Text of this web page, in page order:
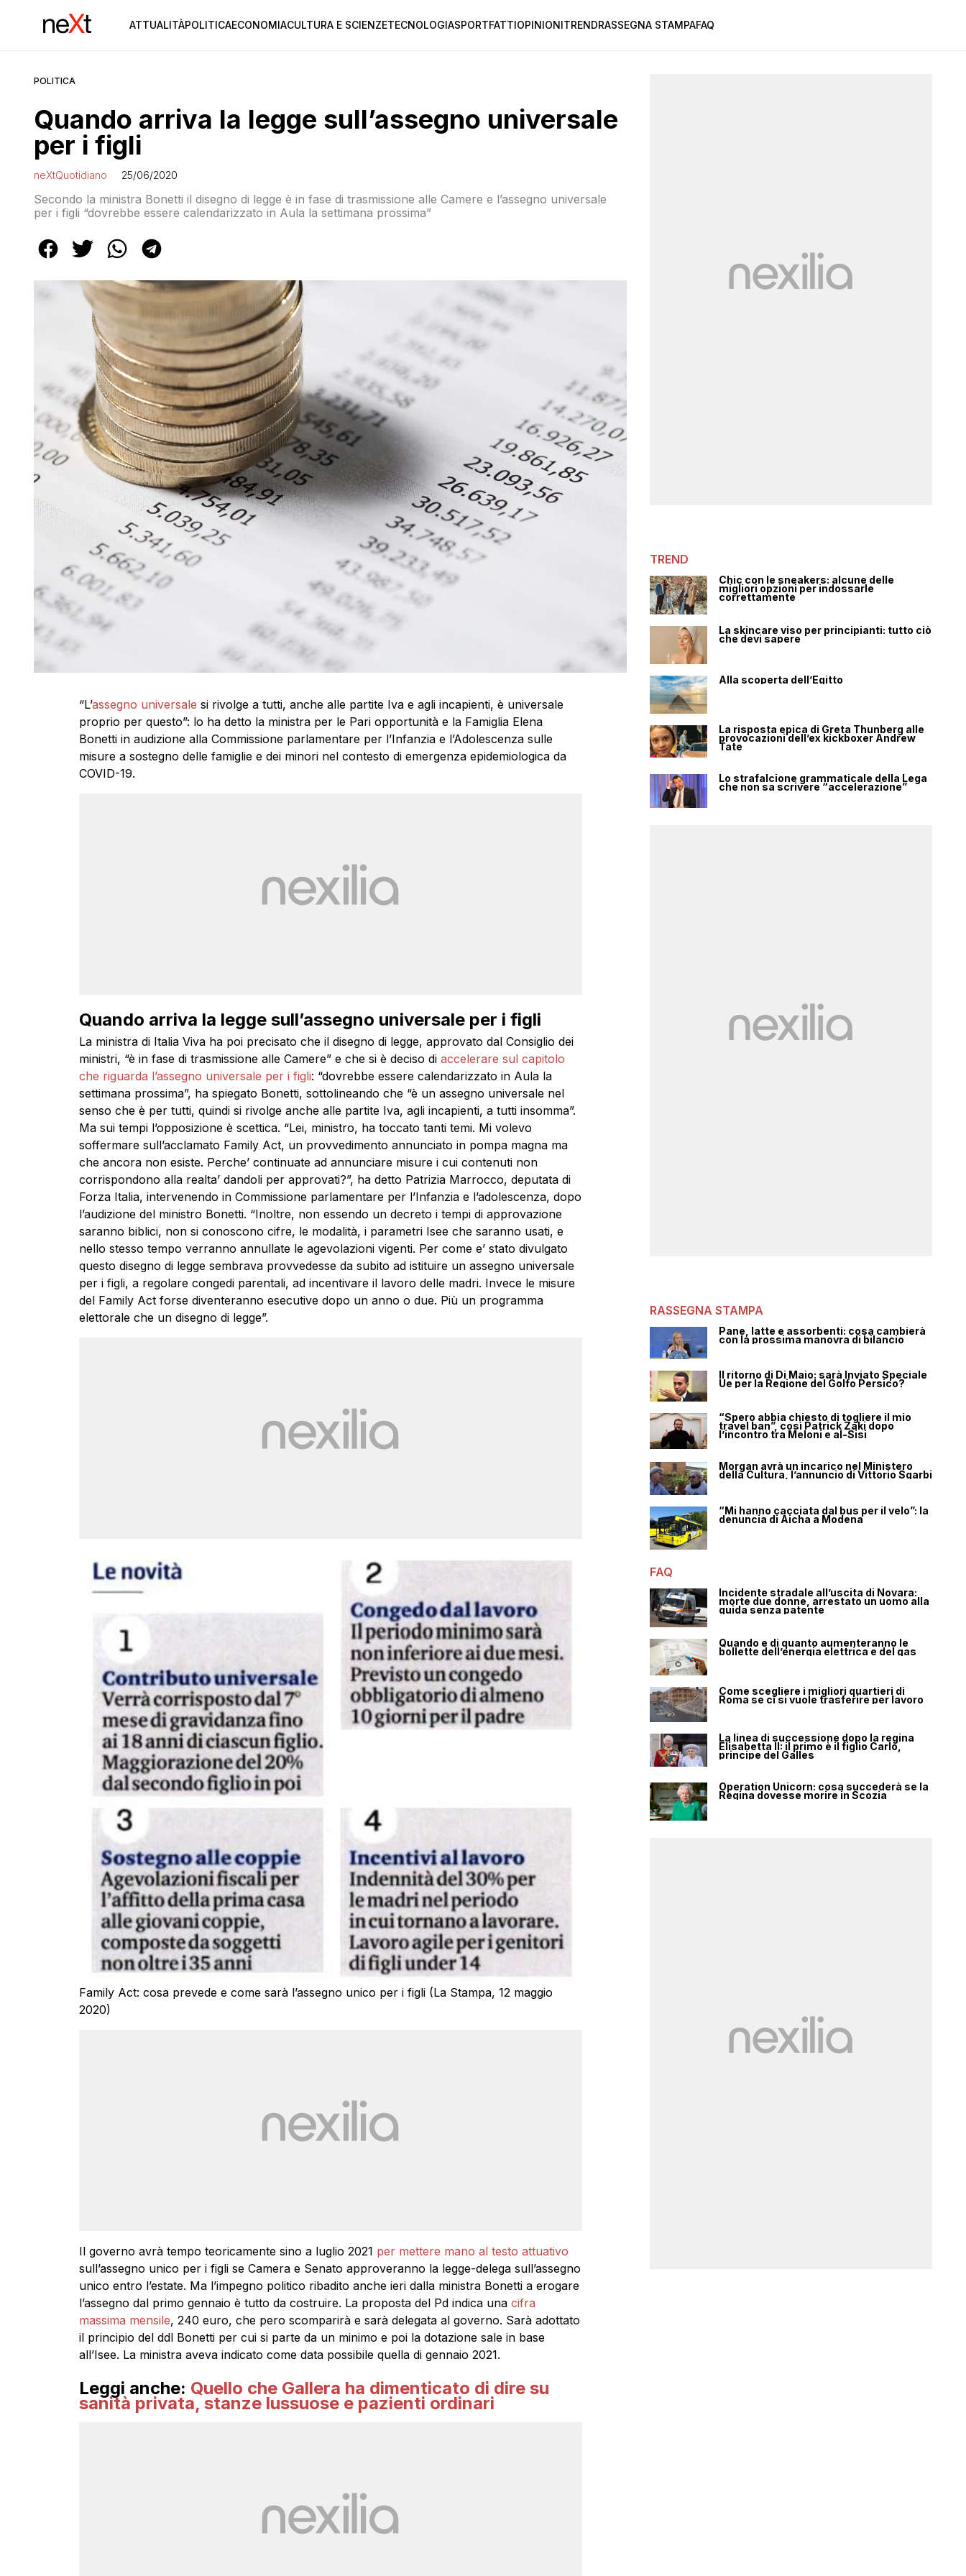
ATTUALITÀPOLITICAECONOMIACULTURA E SCIENZETECNOLOGIASPORTFATTIOPINIONITRENDRASSEGNA STAMPAFAQ
POLITICA
Quando arriva la legge sull’assegno universale
per i figli
neXtQuotidiano 25/06/2020
Secondo la ministra Bonetti il disegno di legge è in fase di trasmissione alle Camere e l’assegno universale
per i figli “dovrebbe essere calendarizzato in Aula la settimana prossima”
“L’assegno universale si rivolge a tutti, anche alle partite Iva e agli incapienti, è universale
proprio per questo”: lo ha detto la ministra per le Pari opportunità e la Famiglia Elena
Bonetti in audizione alla Commissione parlamentare per l’Infanzia e l’Adolescenza sulle
misure a sostegno delle famiglie e dei minori nel contesto di emergenza epidemiologica da
COVID-19.
Quando arriva la legge sull’assegno universale per i figli
La ministra di Italia Viva ha poi precisato che il disegno di legge, approvato dal Consiglio dei
ministri, “è in fase di trasmissione alle Camere” e che si è deciso di accelerare sul capitolo
che riguarda l’assegno universale per i figli: “dovrebbe essere calendarizzato in Aula la
settimana prossima”, ha spiegato Bonetti, sottolineando che “è un assegno universale nel
senso che è per tutti, quindi si rivolge anche alle partite Iva, agli incapienti, a tutti insomma”.
Ma sui tempi l’opposizione è scettica. “Lei, ministro, ha toccato tanti temi. Mi volevo
soffermare sull’acclamato Family Act, un provvedimento annunciato in pompa magna ma
che ancora non esiste. Perche’ continuate ad annunciare misure i cui contenuti non
corrispondono alla realta’ dandoli per approvati?”, ha detto Patrizia Marrocco, deputata di
Forza Italia, intervenendo in Commissione parlamentare per l’Infanzia e l’adolescenza, dopo
l’audizione del ministro Bonetti. “Inoltre, non essendo un decreto i tempi di approvazione
saranno biblici, non si conoscono cifre, le modalità, i parametri Isee che saranno usati, e
nello stesso tempo verranno annullate le agevolazioni vigenti. Per come e’ stato divulgato
questo disegno di legge sembrava provvedesse da subito ad istituire un assegno universale
per i figli, a regolare congedi parentali, ad incentivare il lavoro delle madri. Invece le misure
del Family Act forse diventeranno esecutive dopo un anno o due. Più un programma
elettorale che un disegno di legge”.
Family Act: cosa prevede e come sarà l’assegno unico per i figli (La Stampa, 12 maggio
2020)
Il governo avrà tempo teoricamente sino a luglio 2021 per mettere mano al testo attuativo
sull’assegno unico per i figli se Camera e Senato approveranno la legge-delega sull’assegno
unico entro l’estate. Ma l’impegno politico ribadito anche ieri dalla ministra Bonetti a erogare
l’assegno dal primo gennaio è tutto da costruire. La proposta del Pd indica una cifra
massima mensile, 240 euro, che pero scomparirà e sarà delegata al governo. Sarà adottato
il principio del ddl Bonetti per cui si parte da un minimo e poi la dotazione sale in base
all’Isee. La ministra aveva indicato come data possibile quella di gennaio 2021.
Leggi anche: Quello che Gallera ha dimenticato di dire su
sanità privata, stanze lussuose e pazienti ordinari
TREND
Chic con le sneakers: alcune delle
migliori opzioni per indossarle
correttamente
La skincare viso per principianti: tutto ciò
che devi sapere
Alla scoperta dell’Egitto
La risposta epica di Greta Thunberg alle
provocazioni dell’ex kickboxer Andrew
Tate
Lo strafalcione grammaticale della Lega
che non sa scrivere “accelerazione”
RASSEGNA STAMPA
Pane, latte e assorbenti: cosa cambierà
con la prossima manovra di bilancio
Il ritorno di Di Maio: sarà Inviato Speciale
Ue per la Regione del Golfo Persico?
“Spero abbia chiesto di togliere il mio
travel ban”, così Patrick Zaki dopo
l’incontro tra Meloni e al-Sisi
Morgan avrà un incarico nel Ministero
della Cultura, l’annuncio di Vittorio Sgarbi
“Mi hanno cacciata dal bus per il velo”: la
denuncia di Aicha a Modena
FAQ
Incidente stradale all’uscita di Novara:
morte due donne, arrestato un uomo alla
guida senza patente
Quando e di quanto aumenteranno le
bollette dell’energia elettrica e del gas
Come scegliere i migliori quartieri di
Roma se ci si vuole trasferire per lavoro
La linea di successione dopo la regina
Elisabetta II: il primo è il figlio Carlo,
principe del Galles
Operation Unicorn: cosa succederà se la
Regina dovesse morire in Scozia